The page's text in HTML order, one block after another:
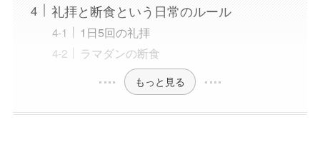
礼拝と断食という日常のルール
1日5回の礼拝
ラマダンの断食
もっと見る